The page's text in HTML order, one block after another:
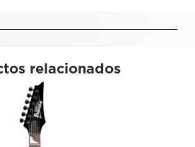
relacionados